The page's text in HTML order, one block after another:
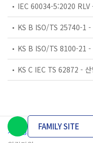
개인정보처리방침 이용약관
FAMILY SITE